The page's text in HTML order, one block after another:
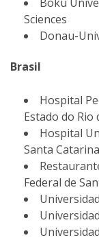
Sciences
Donau-
Brasil
Hospital
Estado do Rio
Hospital
Santa Catarina
Federal de